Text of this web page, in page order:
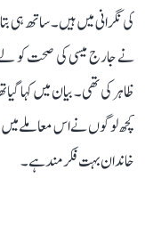
کی نگرانی میں ہیں۔ ساتھ ہی
نے جارج میسی کی صحت کو لے
ظاہر کی تھی۔ بیان میں کہا
کچھ لوگوں نے اس معاملے میں
خاندان بہت فکرمند ہے۔